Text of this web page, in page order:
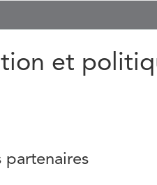
et
partenaires